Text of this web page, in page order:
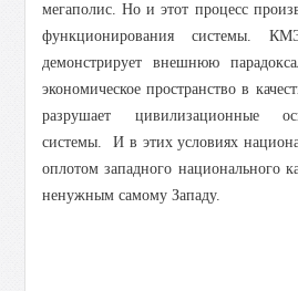
мегаполис. Но и этот процесс
функционирования системы.
демонстрирует внешнюю
экономическое пространство в
разрушает цивилизационные
системы. И в этих условиях
оплотом западного национального
ненужным самому Западу.